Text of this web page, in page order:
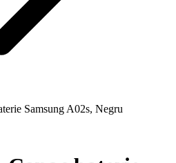
Samsung A02s, Negru